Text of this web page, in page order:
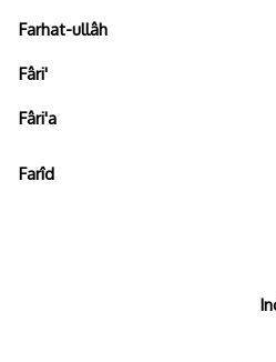
Farhat-ullâh
Fâri'
Fâri'a
Farîd
Index des